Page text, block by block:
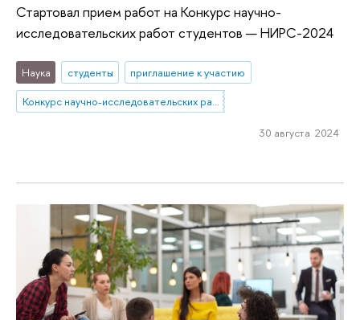
Стартовал прием работ на Конкурс научно-
исследовательских работ студентов — НИРС-2024
Наука студенты
приглашение к участию
Конкурс научно-исследовательских работ студентов
30 августа 2024